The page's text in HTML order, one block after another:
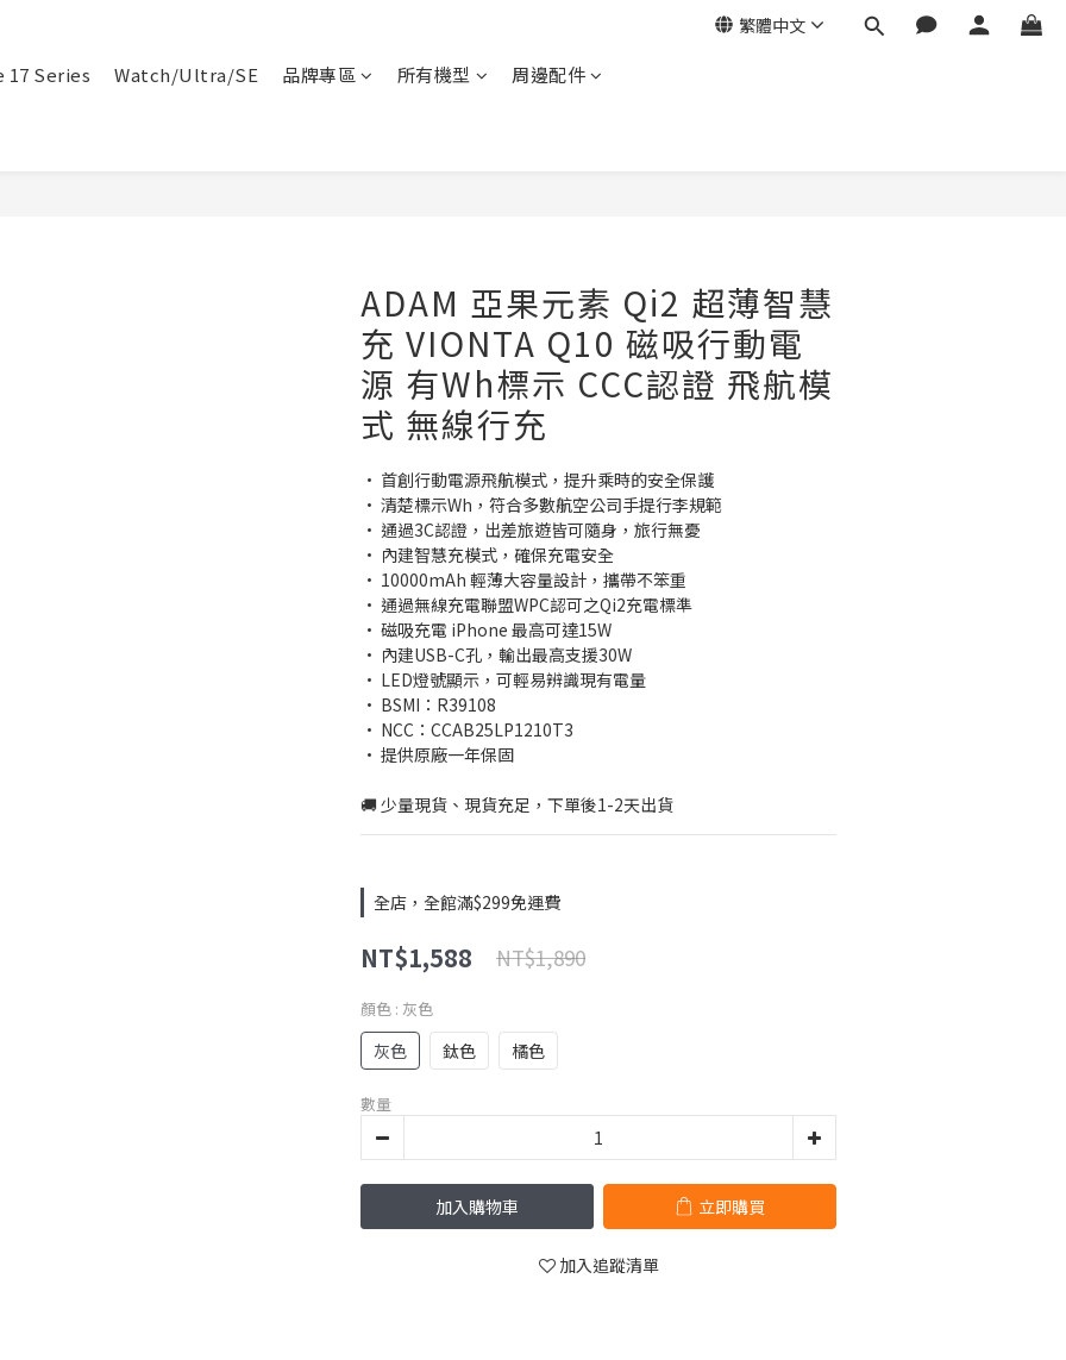
繁體中文
17 Series Watch/Ultra/SE 品牌專區 所有機型 周邊配件
ADAM 亞果元素 Qi2 超薄智慧
充 VIONTA Q10 磁吸行動電
源 有Wh標示 CCC認證 飛航模
式 無線行充
• 首創行動電源飛航模式，提升乘時的安全保護
• 清楚標示Wh，符合多數航空公司手提行李規範
• 通過3C認證，出差旅遊皆可隨身，旅行無憂
• 內建智慧充模式，確保充電安全
• 10000mAh 輕薄大容量設計，攜帶不笨重
• 通過無線充電聯盟WPC認可之Qi2充電標準
• 磁吸充電 iPhone 最高可達15W
• 內建USB-C孔，輸出最高支援30W
• LED燈號顯示，可輕易辨識現有電量
• BSMI：R39108
• NCC：CCAB25LP1210T3
• 提供原廠一年保固
🚚 少量現貨、現貨充足，下單後1-2天出貨
全店，全館滿$299免運費
NT$1,588 NT$1,890
顏色 : 灰色
灰色 鈦色 橘色
數量
加入購物車 立即購買
加入追蹤清單